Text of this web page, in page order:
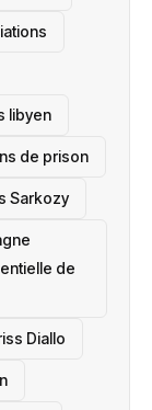
libyen
de prison
Sarkozy
de
Diallo